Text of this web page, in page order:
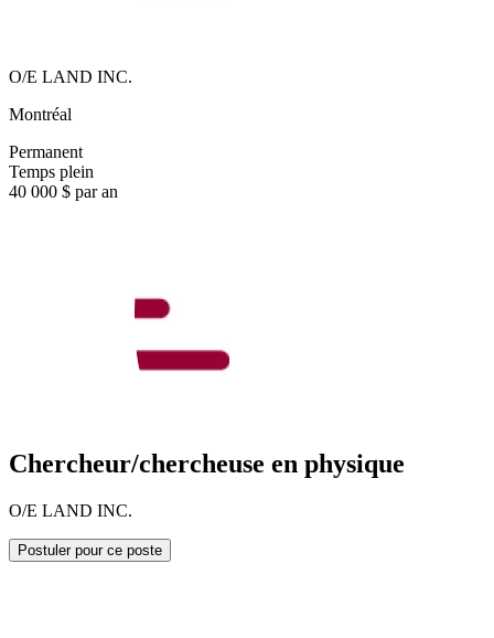
O/E LAND INC.
Montréal
Permanent
Temps plein
40 000 $ par an
Chercheur/chercheuse en physique
O/E LAND INC.
Postuler pour ce poste